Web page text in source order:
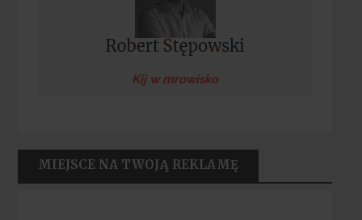
Kij w mrowisko
MIEJSCE NA TWOJĄ REKLAMĘ